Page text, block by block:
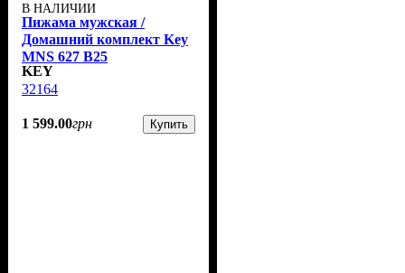
В НАЛИЧИИ
Пижама мужская /
Домашний комплект Key
MNS 627 B25
KEY
32164
1 599.00грн Купить